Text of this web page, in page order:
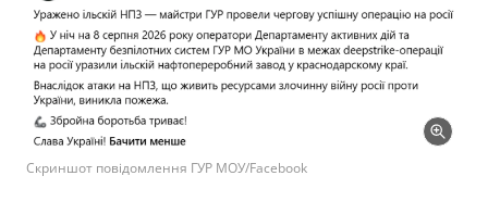
Скриншот повідомлення ГУР МОУ/Facebook